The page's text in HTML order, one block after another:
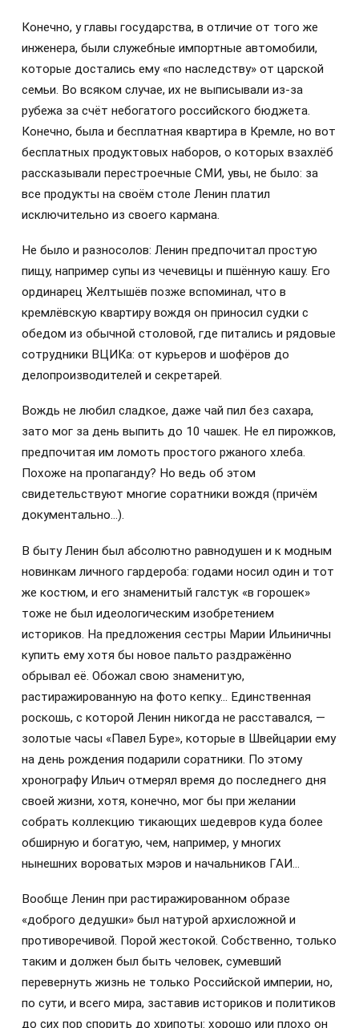
Конечно, у главы государства, в отличие от того же
инженера, были служебные импортные автомобили,
которые достались ему «по наследству» от царской
семьи. Во всяком случае, их не выписывали из-за
рубежа за счёт небогатого российского бюджета.
Конечно, была и бесплатная квартира в Кремле, но вот
бесплатных продуктовых наборов, о которых взахлёб
рассказывали перестроечные СМИ, увы, не было: за
все продукты на своём столе Ленин платил
исключительно из своего кармана.
Не было и разносолов: Ленин предпочитал простую
пищу, например супы из чечевицы и пшённую кашу. Его
ординарец Желтышёв позже вспоминал, что в
кремлёвскую квартиру вождя он приносил судки с
обедом из обычной столовой, где питались и рядовые
сотрудники ВЦИКа: от курьеров и шофёров до
делопроизводителей и секретарей.
Вождь не любил сладкое, даже чай пил без сахара,
зато мог за день выпить до 10 чашек. Не ел пирожков,
предпочитая им ломоть простого ржаного хлеба.
Похоже на пропаганду? Но ведь об этом
свидетельствуют многие соратники вождя (причём
документально…).
В быту Ленин был абсолютно равнодушен и к модным
новинкам личного гардероба: годами носил один и тот
же костюм, и его знаменитый галстук «в горошек»
тоже не был идеологическим изобретением
историков. На предложения сестры Марии Ильиничны
купить ему хотя бы новое пальто раздражённо
обрывал её. Обожал свою знаменитую,
растиражированную на фото кепку… Единственная
роскошь, с которой Ленин никогда не расставался, —
золотые часы «Павел Буре», которые в Швейцарии ему
на день рождения подарили соратники. По этому
хронографу Ильич отмерял время до последнего дня
своей жизни, хотя, конечно, мог бы при желании
собрать коллекцию тикающих шедевров куда более
обширную и богатую, чем, например, у многих
нынешних вороватых мэров и начальников ГАИ…
Вообще Ленин при растиражированном образе
«доброго дедушки» был натурой архисложной и
противоречивой. Порой жестокой. Собственно, только
таким и должен был быть человек, сумевший
перевернуть жизнь не только Российской империи, но,
по сути, и всего мира, заставив историков и политиков
до сих пор спорить до хрипоты: хорошо или плохо он